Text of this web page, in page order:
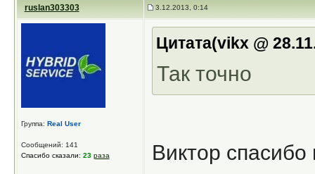
ruslan303303 3.12.2013, 0:14
Группа: Real User
Сообщений: 141
Спасибо сказали: 23 раза
Цитата(vikx @
Так точно
Виктор